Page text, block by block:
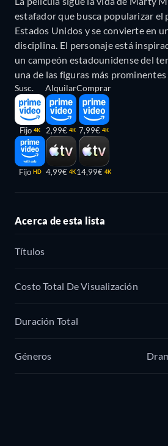
estafador que busca popularizar el
Estados Unidos y se convierte en
disciplina. El personaje está
un campeón estadounidense del
una de las figuras más
Susc.
Fijo 4K
Fijo HD
Alquilar
2,99€ 4K
4,99€ 4K
Comprar
7,99€ 4K
14,99€ 4K
Acerca de esta lista
Títulos
Costo Total De Visualización
Duración Total
Géneros